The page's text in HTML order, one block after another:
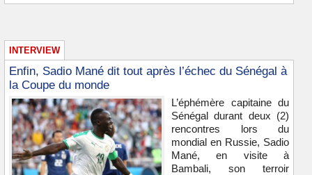
INTERVIEW
Enfin, Sadio Mané dit tout après l’échec du Sénégal à
la Coupe du monde
L’éphémère capitaine du
Sénégal durant deux (2)
rencontres lors du
mondial en Russie, Sadio
Mané, en visite à
Bambali, son terroir